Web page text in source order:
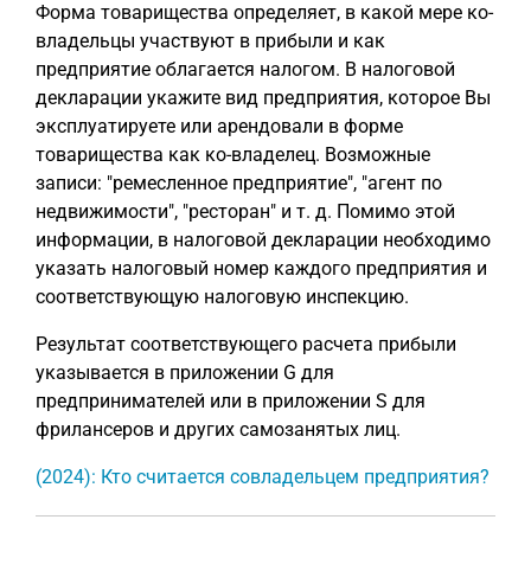
Форма товарищества определяет, в какой мере ко-
владельцы участвуют в прибыли и как
предприятие облагается налогом. В налоговой
декларации укажите вид предприятия, которое Вы
эксплуатируете или арендовали в форме
товарищества как ко-владелец. Возможные
записи: "ремесленное предприятие", "агент по
недвижимости", "ресторан" и т. д. Помимо этой
информации, в налоговой декларации необходимо
указать налоговый номер каждого предприятия и
соответствующую налоговую инспекцию.
Результат соответствующего расчета прибыли
указывается в приложении G для
предпринимателей или в приложении S для
фрилансеров и других самозанятых лиц.
(2024): Кто считается совладельцем предприятия?